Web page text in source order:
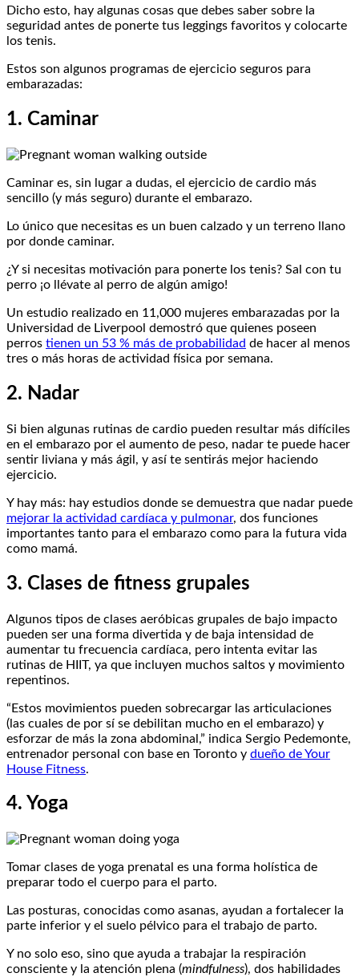
Dicho esto, hay algunas cosas que debes saber sobre la
seguridad antes de ponerte tus leggings favoritos y colocarte
los tenis.
Estos son algunos programas de ejercicio seguros para
embarazadas:
1. Caminar
Caminar es, sin lugar a dudas, el ejercicio de cardio más
sencillo (y más seguro) durante el embarazo.
Lo único que necesitas es un buen calzado y un terreno llano
por donde caminar.
¿Y si necesitas motivación para ponerte los tenis? Sal con tu
perro ¡o llévate al perro de algún amigo!
Un estudio realizado en 11,000 mujeres embarazadas por la
Universidad de Liverpool demostró que quienes poseen
perros tienen un 53 % más de probabilidad de hacer al menos
tres o más horas de actividad física por semana.
2. Nadar
Si bien algunas rutinas de cardio pueden resultar más difíciles
en el embarazo por el aumento de peso, nadar te puede hacer
sentir liviana y más ágil, y así te sentirás mejor haciendo
ejercicio.
Y hay más: hay estudios donde se demuestra que nadar puede
mejorar la actividad cardíaca y pulmonar, dos funciones
importantes tanto para el embarazo como para la futura vida
como mamá.
3. Clases de fitness grupales
Algunos tipos de clases aeróbicas grupales de bajo impacto
pueden ser una forma divertida y de baja intensidad de
aumentar tu frecuencia cardíaca, pero intenta evitar las
rutinas de HIIT, ya que incluyen muchos saltos y movimiento
repentinos.
“Estos movimientos pueden sobrecargar las articulaciones
(las cuales de por sí se debilitan mucho en el embarazo) y
esforzar de más la zona abdominal,” indica Sergio Pedemonte,
entrenador personal con base en Toronto y dueño de Your
House Fitness.
4. Yoga
Tomar clases de yoga prenatal es una forma holística de
preparar todo el cuerpo para el parto.
Las posturas, conocidas como asanas, ayudan a fortalecer la
parte inferior y el suelo pélvico para el trabajo de parto.
Y no solo eso, sino que ayuda a trabajar la respiración
consciente y la atención plena (mindfulness), dos habilidades